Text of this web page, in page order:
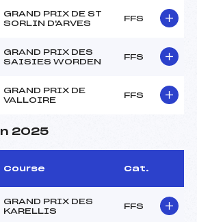
GRAND PRIX DE ST
SORLIN D'ARVES
FFS
GRAND PRIX DES
SAISIES WORDEN
FFS
GRAND PRIX DE
VALLOIRE
FFS
2025
Course Cat.
GRAND PRIX DES
KARELLIS
FFS